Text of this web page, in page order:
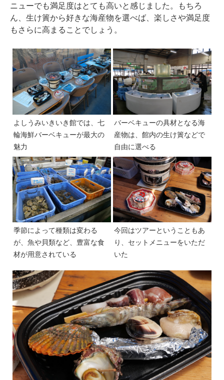
ニューでも満足度はとても高いと感じました。もちろ
ん、生け簀から好きな海産物を選べば、楽しさや満足度
もさらに高まることでしょう。
よしうみいきいき館では、七
輪海鮮バーベキューが最大の
魅力
バーベキューの具材となる海
産物は、館内の生け簀などで
自由に選べる
季節によって種類は変わる
が、魚や貝類など、豊富な食
材が用意されている
今回はツアーということもあ
り、セットメニューをいただ
いた